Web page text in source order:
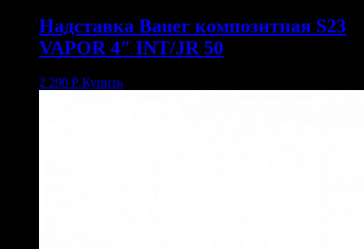
Надставка Bauer композитная S23
VAPOR 4″ INT/JR 50
2 290 Р Купить